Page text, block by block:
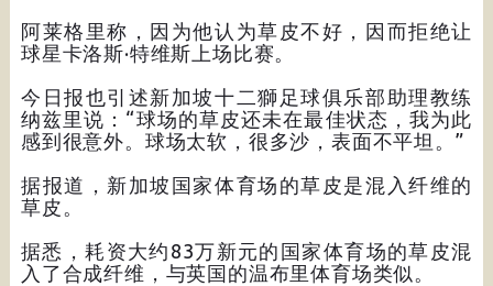
阿莱格里称，因为他认为草皮不好，因而拒绝让
球星卡洛斯·特维斯上场比赛。
今日报也引述新加坡十二獅足球俱乐部助理教练
纳兹里说：“球场的草皮还未在最佳状态，我为此
感到很意外。球场太软，很多沙，表面不平坦。”
据报道，新加坡国家体育场的草皮是混入纤维的
草皮。
据悉，耗资大约83万新元的国家体育场的草皮混
入了合成纤维，与英国的温布里体育场类似。